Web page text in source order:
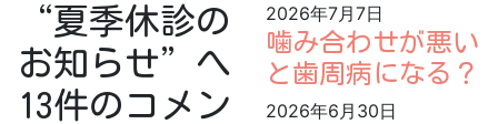
“夏季休診の
お知らせ”へ
13件のコメン
2026年7月7日
噛み合わせが悪い
と歯周病になる？
2026年6月30日